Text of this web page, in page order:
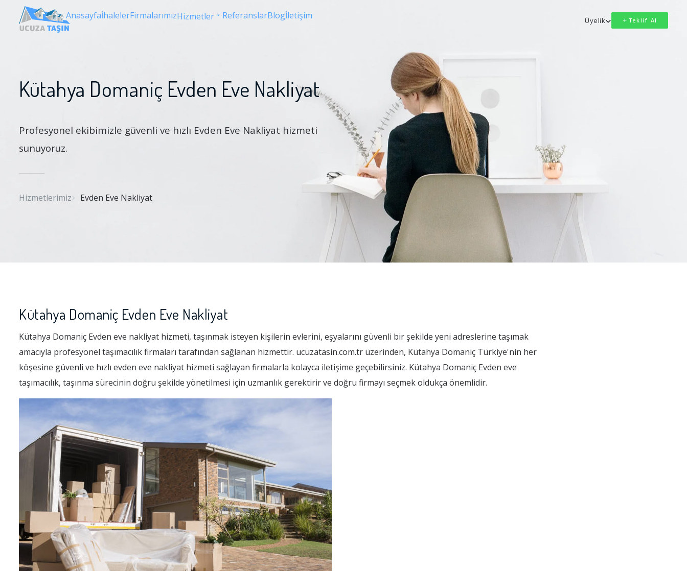
AnasayfaİhalelerFirmalarımızHizmetler ReferanslarBlogİletişim Üyelik Teklif Al
Kütahya Domaniç Evden Eve Nakliyat
Profesyonel ekibimizle güvenli ve hızlı Evden Eve Nakliyat hizmeti
sunuyoruz.
Hizmetlerimiz Evden Eve Nakliyat
Kütahya Domaniç Evden Eve Nakliyat
Kütahya Domaniç Evden eve nakliyat hizmeti, taşınmak isteyen kişilerin evlerini, eşyalarını güvenli bir şekilde yeni adreslerine taşımak
amacıyla profesyonel taşımacılık firmaları tarafından sağlanan hizmettir. ucuzatasin.com.tr üzerinden, Kütahya Domaniç Türkiye'nin her
köşesine güvenli ve hızlı evden eve nakliyat hizmeti sağlayan firmalarla kolayca iletişime geçebilirsiniz. Kütahya Domaniç Evden eve
taşımacılık, taşınma sürecinin doğru şekilde yönetilmesi için uzmanlık gerektirir ve doğru firmayı seçmek oldukça önemlidir.